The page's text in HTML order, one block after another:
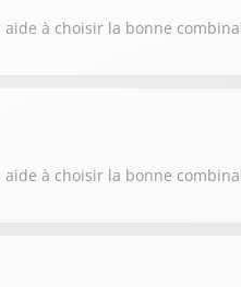
aide à choisir la bonne
aide à choisir la bonne